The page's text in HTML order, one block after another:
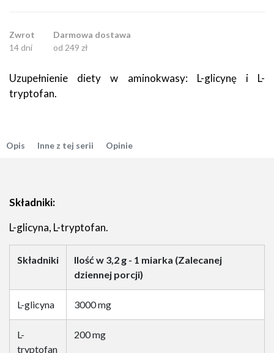
Zwrot
14 dni
Darmowa dostawa
od 249 zł
Uzupełnienie diety w aminokwasy: L-glicynę i L-
tryptofan.
Opis Inne z tej serii Opinie
Składniki:
L-glicyna, L-tryptofan.
Składniki
Ilość w 3,2 g - 1 miarka (Zalecanej
dziennej porcji)
L-glicyna 3000 mg
L-
tryptofan
200 mg